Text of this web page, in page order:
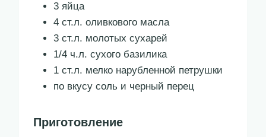
3 яйца
4 ст.л. оливкового масла
3 ст.л. молотых сухарей
1/4 ч.л. сухого базилика
1 ст.л. мелко нарубленной петрушки
по вкусу соль и черный перец
Приготовление